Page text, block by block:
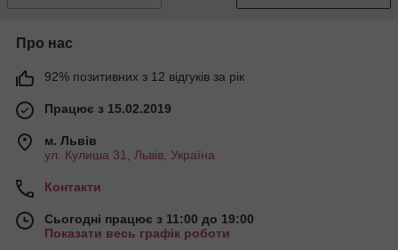
Про нас
92% позитивних з 12 відгуків за рік
Працює з 15.02.2019
м. Львів
ул. Кулиша 31, Львів, Україна
Контакти
Сьогодні працює з 11:00 до 19:00
Показати весь графік роботи